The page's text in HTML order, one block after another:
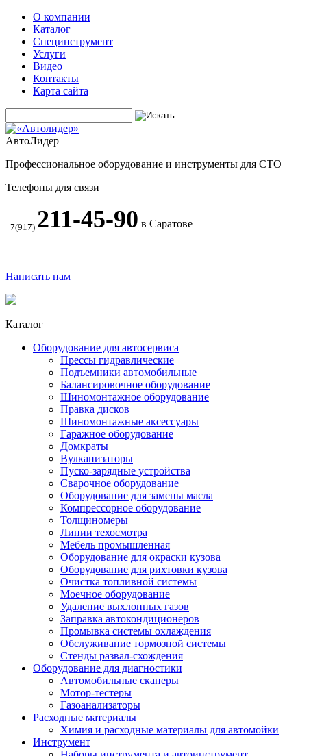
О компании
Каталог
Специнструмент
Услуги
Видео
Контакты
Карта сайта
АвтоЛидер
Профессиональное оборудование и инструменты для СТО
Телефоны для связи
+7(917) 211-45-90 в Саратове
Написать нам
Каталог
Оборудование для автосервиса
Прессы гидравлические
Подъемники автомобильные
Балансировочное оборудование
Шиномонтажное оборудование
Правка дисков
Шиномонтажные аксессуары
Гаражное оборудование
Домкраты
Вулканизаторы
Пуско-зарядные устройства
Сварочное оборудование
Оборудование для замены масла
Компрессорное оборудование
Толщиномеры
Линии техосмотра
Мебель промышленная
Оборудование для окраски кузова
Оборудование для рихтовки кузова
Очистка топливной системы
Моечное оборудование
Удаление выхлопных газов
Заправка автокондиционеров
Промывка системы охлаждения
Обслуживание тормозной системы
Стенды развал-схождения
Оборудование для диагностики
Автомобильные сканеры
Мотор-тестеры
Газоанализаторы
Расходные материалы
Химия и расходные материалы для автомойки
Инструмент